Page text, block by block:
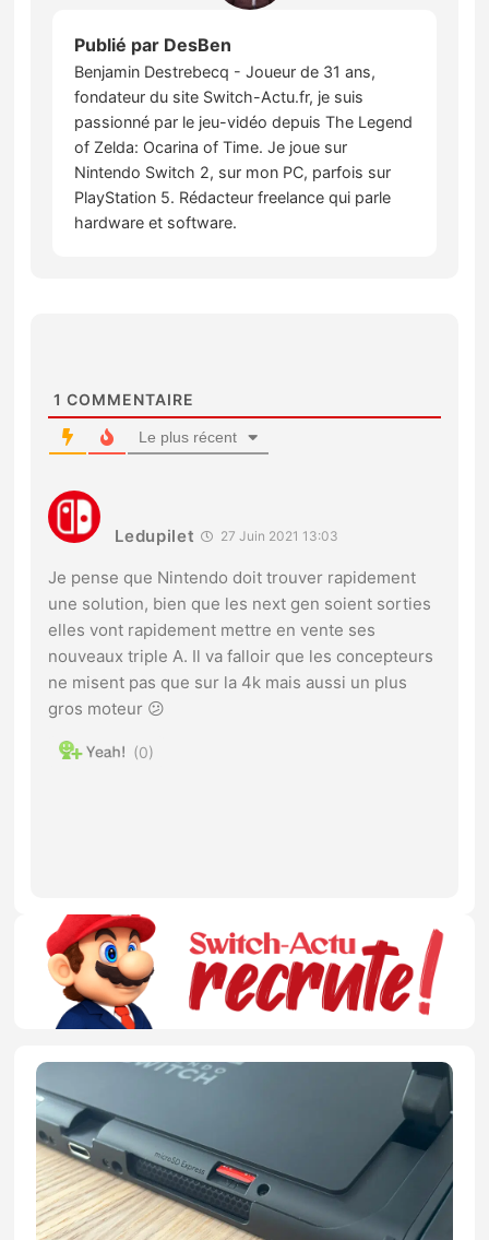
Publié par DesBen
Benjamin Destrebecq - Joueur de 31 ans,
fondateur du site Switch-Actu.fr, je suis
passionné par le jeu-vidéo depuis The Legend
of Zelda: Ocarina of Time. Je joue sur
Nintendo Switch 2, sur mon PC, parfois sur
PlayStation 5. Rédacteur freelance qui parle
hardware et software.
1 COMMENTAIRE
Le plus récent
Ledupilet 27 Juin 2021 13:03
Je pense que Nintendo doit trouver rapidement
une solution, bien que les next gen soient sorties
elles vont rapidement mettre en vente ses
nouveaux triple A. Il va falloir que les concepteurs
ne misent pas que sur la 4k mais aussi un plus
gros moteur 😕
0